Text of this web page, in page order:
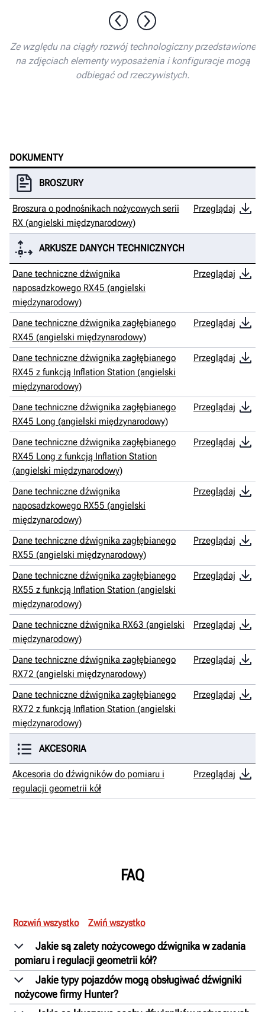
Ze względu na ciągły rozwój technologiczny przedstawione
na zdjęciach elementy wyposażenia i konfiguracje mogą
odbiegać od rzeczywistych.
DOKUMENTY
BROSZURY
Broszura o podnośnikach nożycowych serii
RX (angielski międzynarodowy)
Przeglądaj
ARKUSZE DANYCH TECHNICZNYCH
Dane techniczne dźwignika
naposadzkowego RX45 (angielski
międzynarodowy)
Przeglądaj
Dane techniczne dźwignika zagłębianego
RX45 (angielski międzynarodowy)
Przeglądaj
Dane techniczne dźwignika zagłębianego
RX45 z funkcją Inflation Station (angielski
międzynarodowy)
Przeglądaj
Dane techniczne dźwignika zagłębianego
RX45 Long (angielski międzynarodowy)
Przeglądaj
Dane techniczne dźwignika zagłębianego
RX45 Long z funkcją Inflation Station
(angielski międzynarodowy)
Przeglądaj
Dane techniczne dźwignika
naposadzkowego RX55 (angielski
międzynarodowy)
Przeglądaj
Dane techniczne dźwignika zagłębianego
RX55 (angielski międzynarodowy)
Przeglądaj
Dane techniczne dźwignika zagłębianego
RX55 z funkcją Inflation Station (angielski
międzynarodowy)
Przeglądaj
Dane techniczne dźwignika RX63 (angielski
międzynarodowy)
Przeglądaj
Dane techniczne dźwignika zagłębianego
RX72 (angielski międzynarodowy)
Przeglądaj
Dane techniczne dźwignika zagłębianego
RX72 z funkcją Inflation Station (angielski
międzynarodowy)
Przeglądaj
AKCESORIA
Akcesoria do dźwigników do pomiaru i
regulacji geometrii kół
Przeglądaj
FAQ
Rozwiń wszystko Zwiń wszystko
Jakie są zalety nożycowego dźwignika w zadania
pomiaru i regulacji geometrii kół?
Jakie typy pojazdów mogą obsługiwać dźwigniki
nożycowe firmy Hunter?